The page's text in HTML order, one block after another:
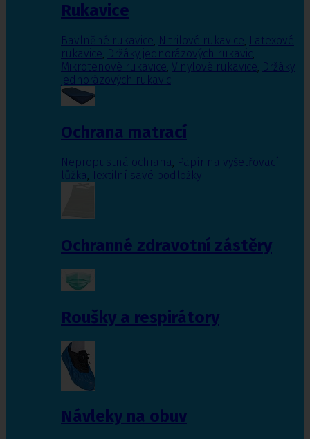
Rukavice
Bavlněné rukavice, Nitrilové rukavice, Latexové
rukavice, Držáky jednorázových rukavic,
Mikrotenové rukavice, Vinylové rukavice, Držáky
jednorázových rukavic
Ochrana matrací
Nepropustná ochrana, Papír na vyšetřovací
lůžka, Textilní savé podložky
Ochranné zdravotní zástěry
Roušky a respirátory
Návleky na obuv